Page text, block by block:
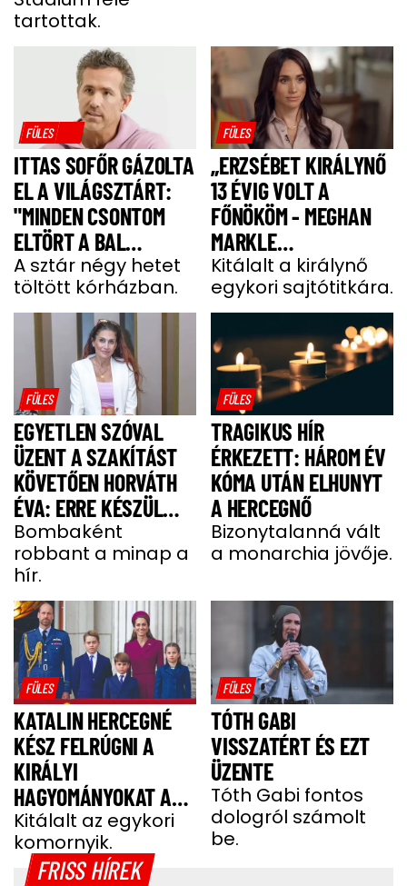
tartottak.
FÜLES
ITTAS SOFŐR GÁZOLTA
EL A VILÁGSZTÁRT:
"MINDEN CSONTOM
ELTÖRT A BAL
OLDALAMON"
A sztár négy hetet
töltött kórházban.
FÜLES
„ERZSÉBET KIRÁLYNŐ
13 ÉVIG VOLT A
FŐNÖKÖM - MEGHAN
MARKLE
MEGJEGYZÉSE
MEGDÖBBENTETT”
Kitálalt a királynő
egykori sajtótitkára.
FÜLES
EGYETLEN SZÓVAL
ÜZENT A SZAKÍTÁST
KÖVETŐEN HORVÁTH
ÉVA: ERRE KÉSZÜL
MOST A MODELL
Bombaként
robbant a minap a
hír.
FÜLES
TRAGIKUS HÍR
ÉRKEZETT: HÁROM ÉV
KÓMA UTÁN ELHUNYT
A HERCEGNŐ
Bizonytalanná vált
a monarchia jövője.
FÜLES
KATALIN HERCEGNÉ
KÉSZ FELRÚGNI A
KIRÁLYI
HAGYOMÁNYOKAT A
GYEREKEI MIATT
Kitálalt az egykori
komornyik.
FÜLES
TÓTH GABI
VISSZATÉRT ÉS EZT
ÜZENTE
Tóth Gabi fontos
dologról számolt
be.
FRISS HÍREK